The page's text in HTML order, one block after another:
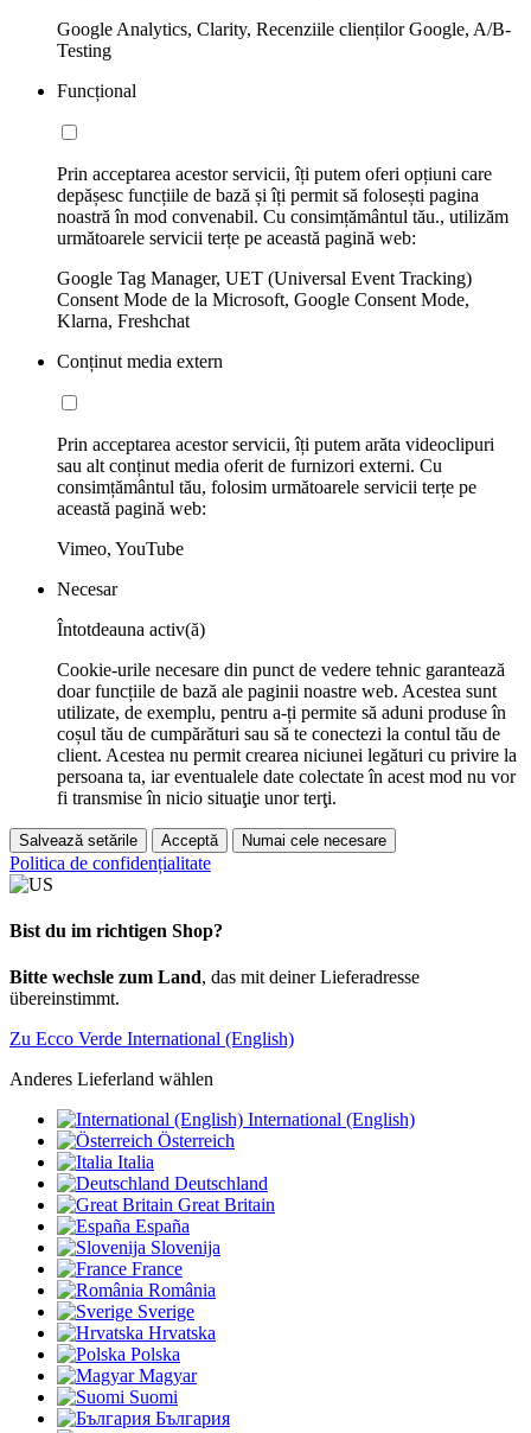
Google Analytics, Clarity, Recenziile clienților Google, A/B-
Testing
Funcțional
Prin acceptarea acestor servicii, îți putem oferi opțiuni care
depășesc funcțiile de bază și îți permit să folosești pagina
noastră în mod convenabil. Cu consimțământul tău., utilizăm
următoarele servicii terțe pe această pagină web:
Google Tag Manager, UET (Universal Event Tracking)
Consent Mode de la Microsoft, Google Consent Mode,
Klarna, Freshchat
Conținut media extern
Prin acceptarea acestor servicii, îți putem arăta videoclipuri
sau alt conținut media oferit de furnizori externi. Cu
consimțământul tău, folosim următoarele servicii terțe pe
această pagină web:
Vimeo, YouTube
Necesar
Întotdeauna activ(ă)
Cookie-urile necesare din punct de vedere tehnic garantează
doar funcțiile de bază ale paginii noastre web. Acestea sunt
utilizate, de exemplu, pentru a-ți permite să aduni produse în
coșul tău de cumpărături sau să te conectezi la contul tău de
client. Acestea nu permit crearea niciunei legături cu privire la
persoana ta, iar eventualele date colectate în acest mod nu vor
fi transmise în nicio situaţie unor terţi.
Salvează setările Acceptă Numai cele necesare
Politica de confidențialitate
Bist du im richtigen Shop?
Bitte wechsle zum Land, das mit deiner Lieferadresse
übereinstimmt.
Zu Ecco Verde International (English)
Anderes Lieferland wählen
International (English)
Österreich
Italia
Deutschland
Great Britain
España
Slovenija
France
România
Sverige
Hrvatska
Polska
Magyar
Suomi
България